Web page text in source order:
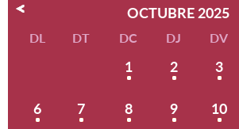
OCTUBRE 2025
DL DT DC DJ DV
1 2 3
6 7 8 9 10